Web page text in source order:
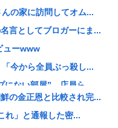
の家に訪問してオム...
言としてブロガーにま...
ューwww
今から全員ぶっ殺し...
にない部屋” 店員ら...
きすぎて...
が配信中に亡くなっ...
の金正恩と比較され完...
れ」と通報した密...